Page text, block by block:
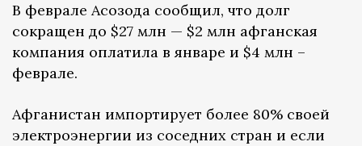
В феврале Асозода сообщил, что долг
сокращен до $27 млн — $2 млн афганская
компания оплатила в январе и $4 млн –
феврале.
Афганистан импортирует более 80% своей
электроэнергии из соседних стран и если